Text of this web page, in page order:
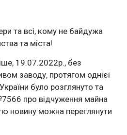
та всі, кому не байдужа
та міста!
19.07.2022р., без
заводу, протягом однієї
було розглянуто та
про відчуження майна
новину можна переглянути